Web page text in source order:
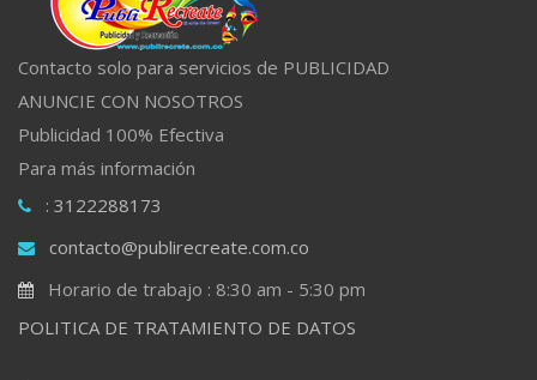
Contacto solo para servicios de PUBLICIDAD
ANUNCIE CON NOSOTROS
Publicidad 100% Efectiva
Para más información
: 3122288173
contacto@publirecreate.com.co
Horario de trabajo : 8:30 am - 5:30 pm
POLITICA DE TRATAMIENTO DE DATOS